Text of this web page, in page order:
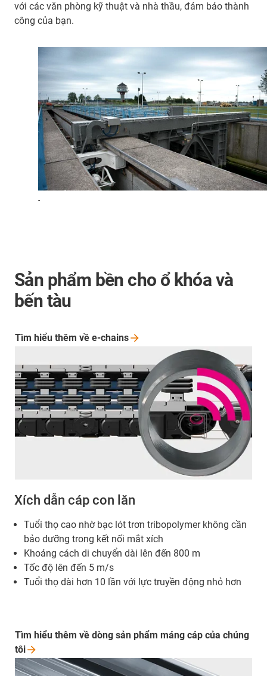
-
với các văn phòng kỹ thuật và nhà thầu, đảm bảo thành
công của bạn.
Sản phẩm bền cho ổ khóa và
bến tàu
Xích dẫn cáp con lăn
Tuổi thọ cao nhờ bạc lót trơn tribopolymer không cần
bảo dưỡng trong kết nối mắt xích
Khoảng cách di chuyển dài lên đến 800 m
Tốc độ lên đến 5 m/s
Tuổi thọ dài hơn 10 lần với lực truyền động nhỏ hơn
Tìm hiểu thêm về e-chains
Tìm hiểu thêm về dòng sản phẩm máng cáp của chúng
tôi